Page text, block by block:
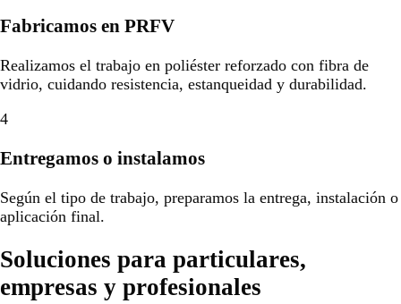
Fabricamos en PRFV
Realizamos el trabajo en poliéster reforzado con fibra de
vidrio, cuidando resistencia, estanqueidad y durabilidad.
4
Entregamos o instalamos
Según el tipo de trabajo, preparamos la entrega, instalación o
aplicación final.
Soluciones para particulares,
empresas y profesionales